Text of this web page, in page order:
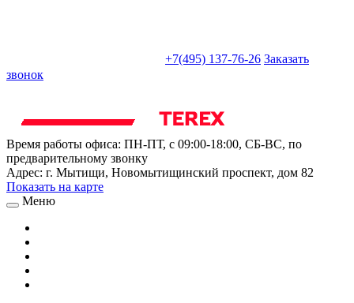
+7(495) 137-76-26 Заказать
звонок
Время работы офиса: ПН-ПТ, с 09:00-18:00, СБ-ВС, по
предварительному звонку
Адрес: г. Мытищи, Новомытищинский проспект, дом 82
Показать на карте
Меню